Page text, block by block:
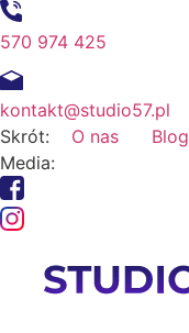
570 974 425
kontakt@studio57.pl
Skrót: O nas
Blog
Media: